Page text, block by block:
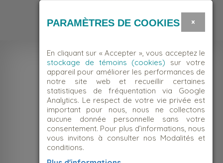
NOUS JOINDRE
×
PARAMÈTRES DE COOKIES
En cliquant sur « Accepter », vous acceptez le
stockage de témoins (cookies) sur votre
appareil pour améliorer les performances de
notre site web et recueillir certaines
statistiques de fréquentation via Google
Analytics. Le respect de votre vie privée est
important pour nous, nous ne collectons
aucune donnée personnelle sans votre
consentement. Pour plus d’informations, nous
vous invitons à consulter nos Modalités et
conditions.